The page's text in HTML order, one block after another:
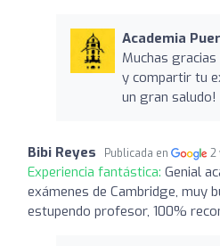
Academia
Muchas
y compartir tu
un gran saludo!
Bibi Reyes Publicada en 2
Experiencia fantástica: Genial
exámenes de Cambridge, muy
estupendo profesor, 100%